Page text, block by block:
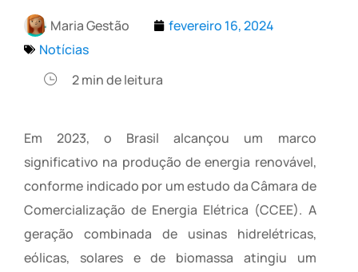
Maria Gestão
fevereiro 16, 2024
Notícias
2min de leitura
Em 2023, o Brasil alcançou um marco
significativo na produção de energia renovável,
conforme indicado por um estudo da Câmara de
Comercialização de Energia Elétrica (CCEE). A
geração combinada de usinas hidrelétricas,
eólicas, solares e de biomassa atingiu um